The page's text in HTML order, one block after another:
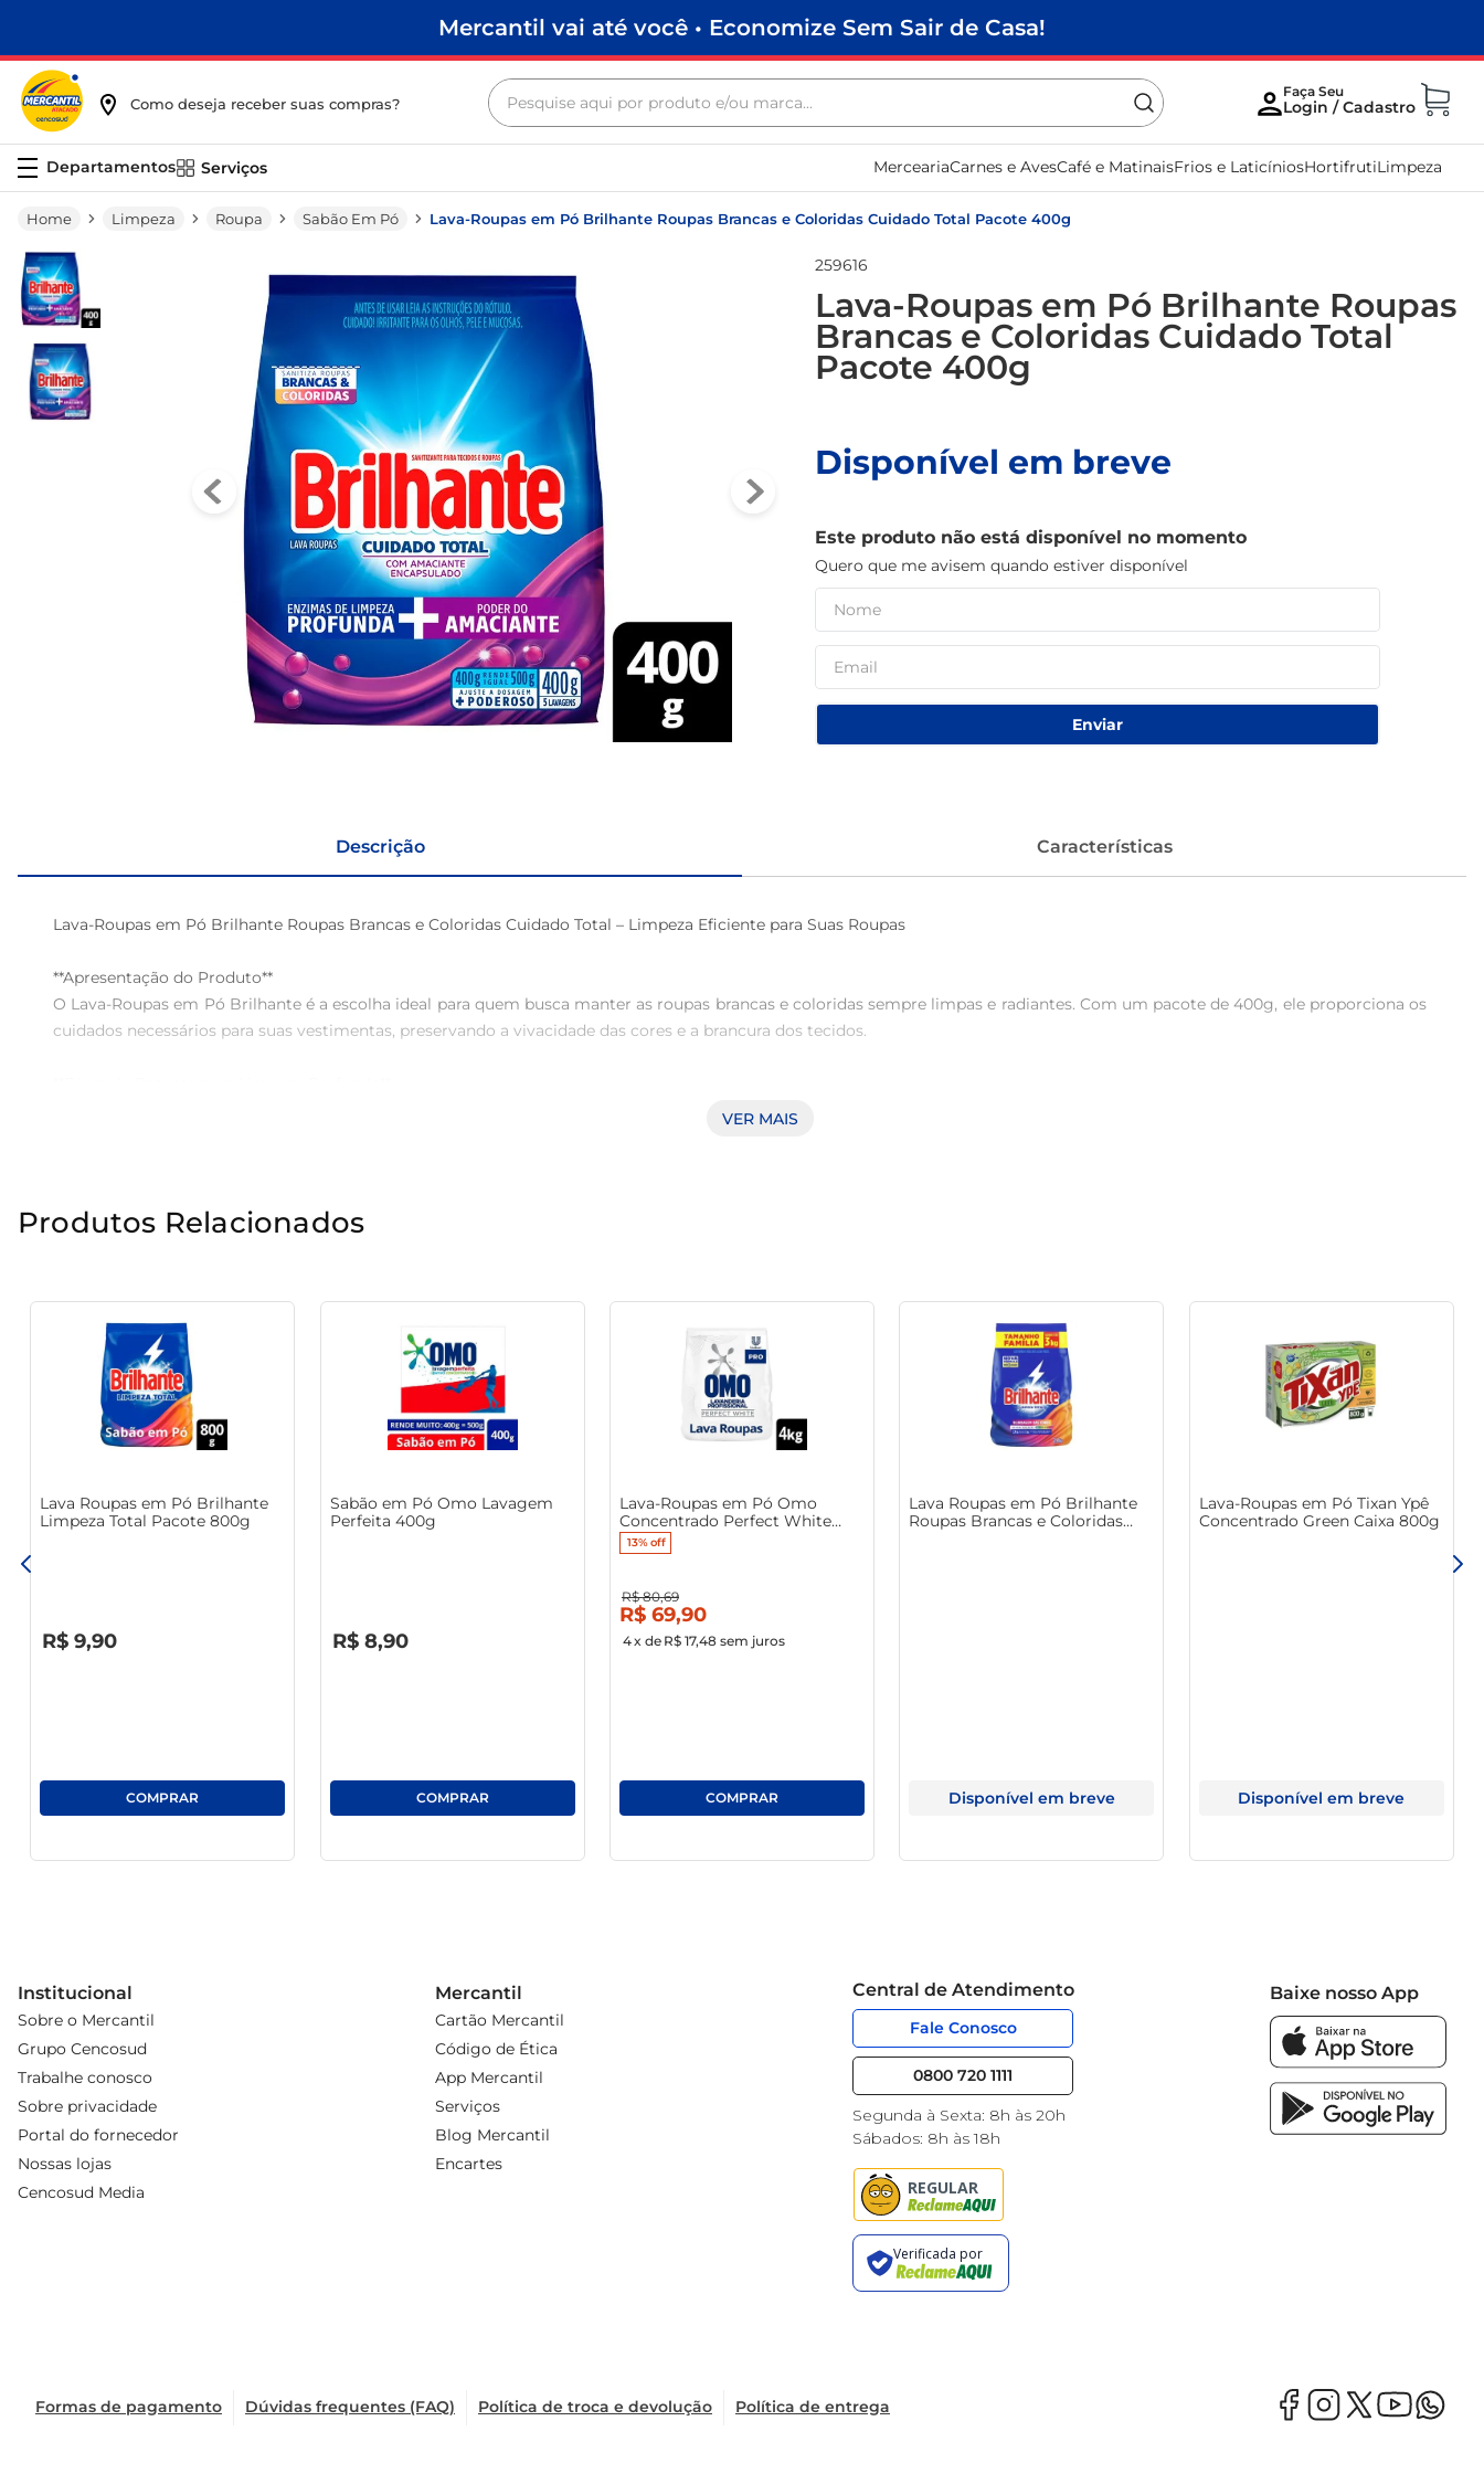
Mercantil vai até você • Economize Sem Sair de Casa!
Como deseja receber suas compras?
Pesquise aqui por produto e/ou marca...
Serviços MerceariaCarnes e AvesCafé e MatinaisFrios e LaticíniosHortifrutiLimpeza
Limpeza Roupa Sabão Em Pó Lava-Roupas em Pó Brilhante Roupas Brancas e Coloridas Cuidado Total Pacote 400g
259616
Lava-Roupas em Pó Brilhante Roupas
Brancas e Coloridas Cuidado Total
Pacote 400g
Disponível em breve
Este produto não está disponível no momento
Quero que me avisem quando estiver disponível
Enviar
Descrição Características
Lava-Roupas em Pó Brilhante Roupas Brancas e Coloridas Cuidado Total – Limpeza Eficiente para Suas Roupas
**Apresentação do Produto**
O Lava-Roupas em Pó Brilhante é a escolha ideal para quem busca manter as roupas brancas e coloridas sempre limpas e radiantes. Com um pacote de 400g, ele proporciona os
cuidados necessários para suas vestimentas, preservando a vivacidade das cores e a brancura dos tecidos.
Desenvolvido com uma fórmula poderosa, o produto age de forma eficaz contra manchas e sujeiras variadas. Seu uso regular ajuda a eliminar resíduos e odores, deixando as
Além de limpar, o produto também se preocupa em cuidar das fibras dos tecidos. Ele foi formulado para evitar o desgaste e o desbotamento, proporcionando uma experiência
A aplicação do Lava-Roupas em Pó Brilhante é simples e direta. Basta adicionar a quantidade recomendada à máquina ou à água em um balde, garantindo uma distribuição
uniforme. É a solução prática que se adapta a diferentes preferências e modos de lavagem, oferecendo resultados consistentes em cada uso.
**Roupas Sempre Impecáveis**
Com o Lava-Roupas em Pó Brilhante, você mantém suas roupas sempre impecáveis. Ideal para o dia a dia, o produto se destaca pela eficiência e pelo cuidado especial que
proporciona, garantindo que cada lavagem resulte em roupas frescas, limpas e bem cuidadas. Prepare-se para exibir suas peças favoritas a cada lavagem, com a confiança de que
VER MAIS
Produtos Relacionados
Lava Roupas em Pó Brilhante
Limpeza Total Pacote 800g
R$ 9,90
Sabão em Pó Omo Lavagem
Perfeita 400g
R$ 8,90
Lava-Roupas em Pó Omo
Concentrado Perfect White
Pacote 4Kg
13%off
R$ 80,69
R$ 69,90
4x de R$ 17,48sem juros
Lava Roupas em Pó Brilhante
Roupas Brancas e Coloridas
Disponível em breve
Lava-Roupas em Pó Tixan Ypê
Concentrado Green Caixa 800g
Disponível em breve
Institucional
Sobre o Mercantil
Grupo Cencosud
Trabalhe conosco
Sobre privacidade
Portal do fornecedor
Nossas lojas
Cencosud Media
Mercantil
Cartão Mercantil
Código de Ética
App Mercantil
Serviços
Blog Mercantil
Encartes
Central de Atendimento
Fale Conosco
0800 720 1111
Segunda à Sexta: 8h às 20h
Sábados: 8h às 18h
Baixe nosso App
Formas de pagamento Dúvidas frequentes (FAQ) Política de troca e devolução Política de entrega
frango
papel higiênico
leite pó
leite condensado
sabão pó
café
macarrão